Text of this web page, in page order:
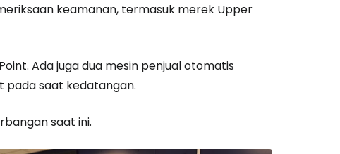
keamanan, termasuk merek Upper
Ada juga dua mesin penjual otomatis
pada saat kedatangan.
saat ini.